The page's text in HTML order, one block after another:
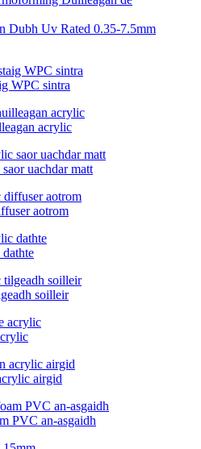
Dubh Uv Rated 0.35-7.5mm
WPC sintra
acrylic
uachdar matt
aotrom
soilleir
airgid
PVC an-asgaidh